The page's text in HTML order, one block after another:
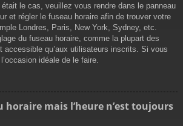
le cas, veuillez vous rendre dans le panneau
et régler le fuseau horaire afin de trouver votre
Londres, Paris, New York, Sydney, etc.
du fuseau horaire, comme la plupart des
accessible qu’aux utilisateurs inscrits. Si vous
idéale de le faire.
horaire mais l’heure n’est toujours